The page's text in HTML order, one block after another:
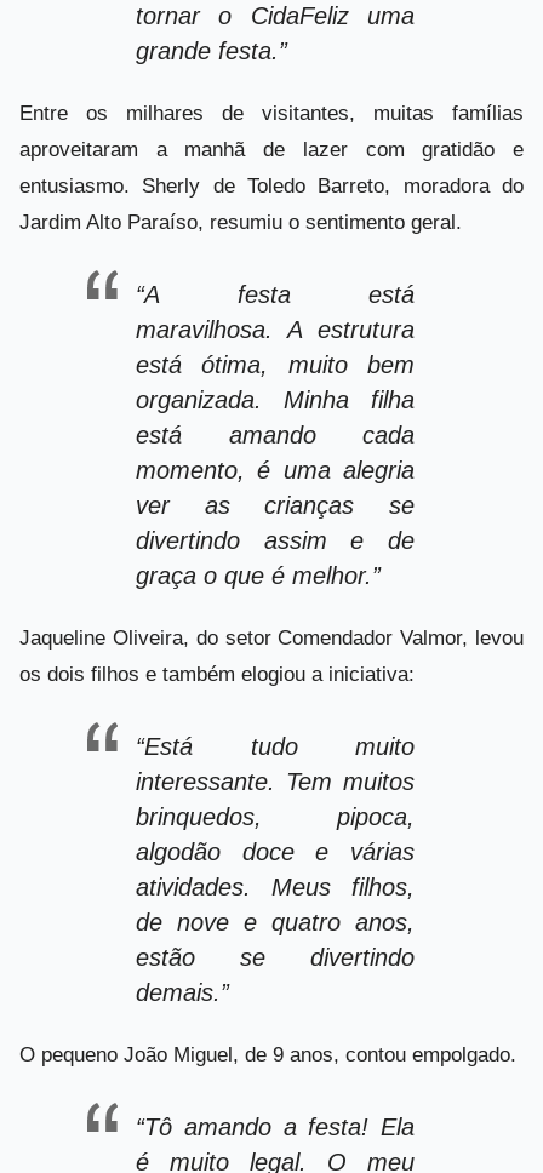
tornar o CidaFeliz uma
grande festa.”
Entre os milhares de visitantes, muitas famílias
aproveitaram a manhã de lazer com gratidão e
entusiasmo. Sherly de Toledo Barreto, moradora do
Jardim Alto Paraíso, resumiu o sentimento geral.
“A festa está
maravilhosa. A estrutura
está ótima, muito bem
organizada. Minha filha
está amando cada
momento, é uma alegria
ver as crianças se
divertindo assim e de
graça o que é melhor.”
Jaqueline Oliveira, do setor Comendador Valmor, levou
os dois filhos e também elogiou a iniciativa:
“Está tudo muito
interessante. Tem muitos
brinquedos, pipoca,
algodão doce e várias
atividades. Meus filhos,
de nove e quatro anos,
estão se divertindo
demais.”
O pequeno João Miguel, de 9 anos, contou empolgado.
“Tô amando a festa! Ela
é muito legal. O meu